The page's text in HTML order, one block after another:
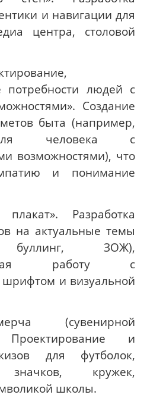
и навигации для
центра, столовой
потребности людей с
Создание
быта (например,
человека с
возможностями), что
и понимание
плакат». Разработка
на актуальные темы
буллинг, ЗОЖ),
работу с
и визуальной
(сувенирной
Проектирование и
для футболок,
значков, кружек,
школы.